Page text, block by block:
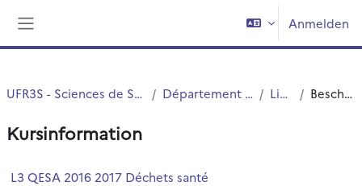
Anmelden
UFR3S - Sciences de Santé et du Sport Département UFR3S - ILIS Licence Beschreibung
Kursinformation
L3 QESA 2016 2017 Déchets santé